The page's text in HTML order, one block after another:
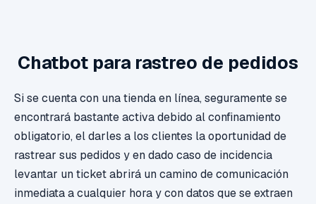
Chatbot para rastreo de pedidos
Si se cuenta con una tienda en línea, seguramente se
encontrará bastante activa debido al confinamiento
obligatorio, el darles a los clientes la oportunidad de
rastrear sus pedidos y en dado caso de incidencia
levantar un ticket abrirá un camino de comunicación
inmediata a cualquier hora y con datos que se extraen